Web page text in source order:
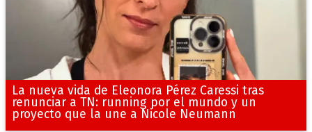
La nueva vida de Eleonora Pérez Caressi tras
renunciar a TN: running por el mundo y un
proyecto que la une a Nicole Neumann